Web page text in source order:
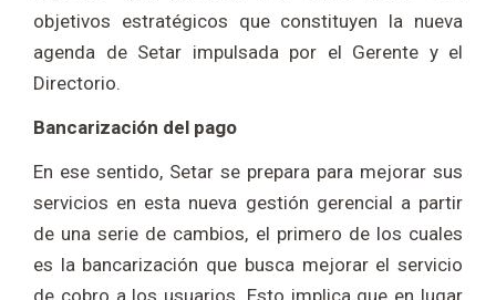
objetivos estratégicos que constituyen la nueva
agenda de Setar impulsada por el Gerente y el
Directorio.
Bancarización del pago
En ese sentido, Setar se prepara para mejorar sus
servicios en esta nueva gestión gerencial a partir
de una serie de cambios, el primero de los cuales
es la bancarización que busca mejorar el servicio
de cobro a los usuarios. Esto implica que en lugar